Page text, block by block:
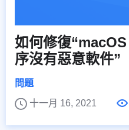
如何修復
序沒有惡意軟件”
問題
十一月 16, 2021